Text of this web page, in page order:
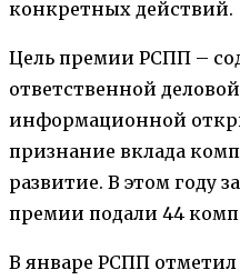
конкретных действий.
Цель премии РСПП –
ответственной
информационной
признание вклада
развитие. В этом году
премии подали 44
В январе РСПП